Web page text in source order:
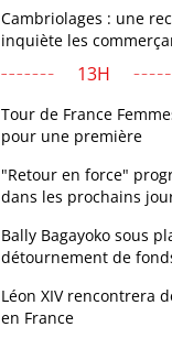
Cambriolages : une
inquiète les
13H
Tour de France
pour une première
"Retour en force"
dans les prochains
Bally Bagayoko sous
détournement de
Léon XIV rencontrera
en France